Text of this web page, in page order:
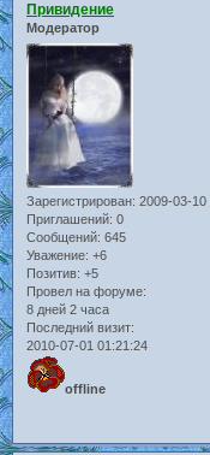
Привидение
Модератор
Зарегистрирован: 2009-03-10
Приглашений: 0
Сообщений: 645
Уважение: +6
Позитив: +5
Провел на форуме:
8 дней 2 часа
Последний визит:
2010-07-01 01:21:24
offline